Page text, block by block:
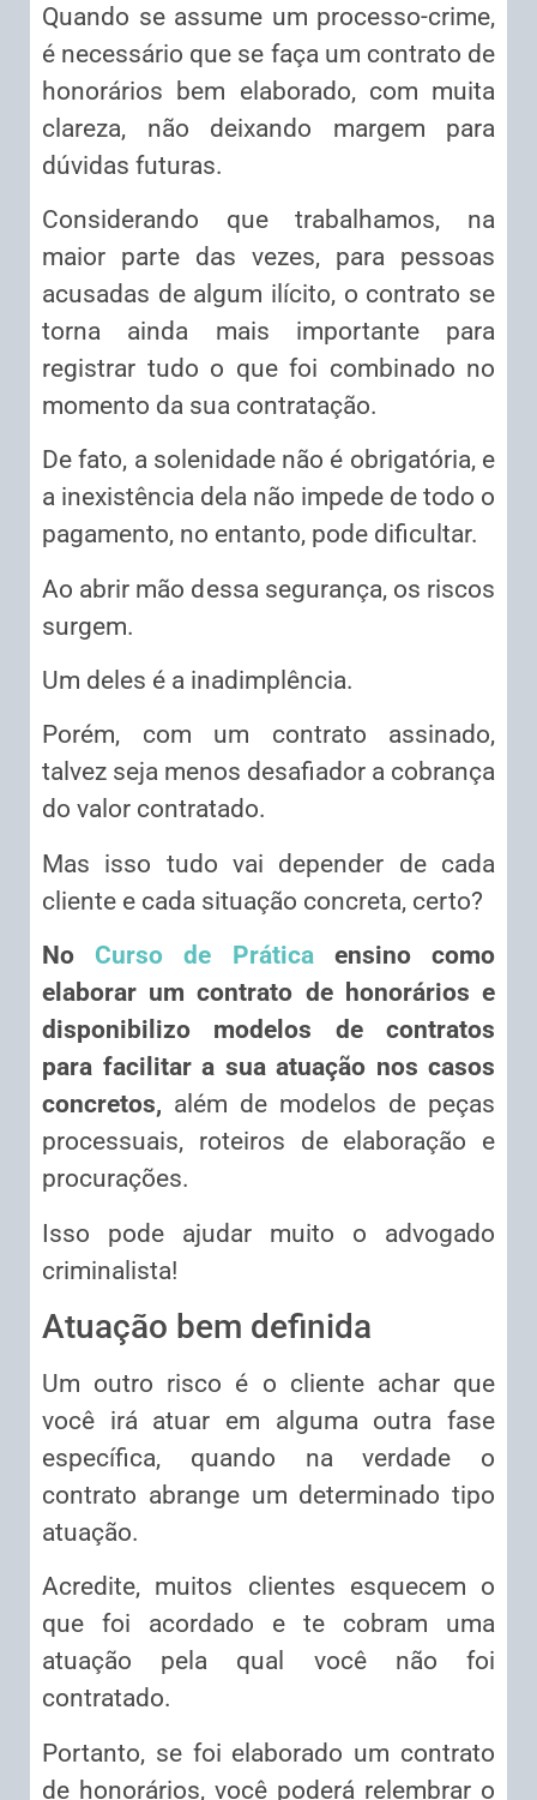
Quando se assume um processo-crime,
é necessário que se faça um contrato de
honorários bem elaborado, com muita
clareza, não deixando margem para
dúvidas futuras.
Considerando que trabalhamos, na
maior parte das vezes, para pessoas
acusadas de algum ilícito, o contrato se
torna ainda mais importante para
registrar tudo o que foi combinado no
momento da sua contratação.
De fato, a solenidade não é obrigatória, e
a inexistência dela não impede de todo o
pagamento, no entanto, pode dificultar.
Ao abrir mão dessa segurança, os riscos
surgem.
Um deles é a inadimplência.
Porém, com um contrato assinado,
talvez seja menos desafiador a cobrança
do valor contratado.
Mas isso tudo vai depender de cada
cliente e cada situação concreta, certo?
No Curso de Práticaensino como
elaborar um contrato de honorários e
disponibilizo modelos de contratos
para facilitar a sua atuação nos casos
concretos, além de modelos de peças
processuais, roteiros de elaboração e
procurações.
Isso pode ajudar muito o advogado
criminalista!
Atuação bem definida
Um outro risco é o cliente achar que
você irá atuar em alguma outra fase
específica, quando na verdade o
contrato abrange um determinado tipo
atuação.
Acredite, muitos clientes esquecem o
que foi acordado e te cobram uma
atuação pela qual você não foi
contratado.
Portanto, se foi elaborado um contrato
de honorários, você poderá relembrar o